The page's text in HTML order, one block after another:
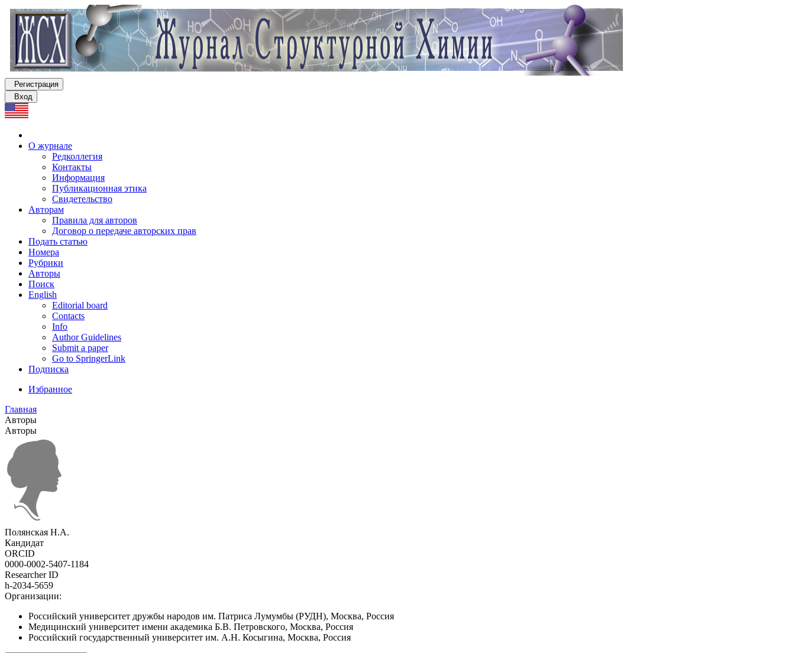
Регистрация
Вход
О журнале
Редколлегия
Контакты
Информация
Публикационная этика
Свидетельство
Авторам
Правила для авторов
Договор о передаче авторских прав
Подать статью
Номера
Рубрики
Авторы
Поиск
English
Editorial board
Contacts
Info
Author Guidelines
Submit a paper
Go to SpringerLink
Подписка
Избранное
Главная
Авторы
Авторы
Полянская Н.А.
Кандидат
ORCID
0000-0002-5407-1184
Researcher ID
h-2034-5659
Организации:
Российский университет дружбы народов им. Патриса Лумумбы (РУДН), Москва, Россия
Медицинский университет имени академика Б.В. Петровского, Москва, Россия
Российский государственный университет им. А.Н. Косыгина, Москва, Россия